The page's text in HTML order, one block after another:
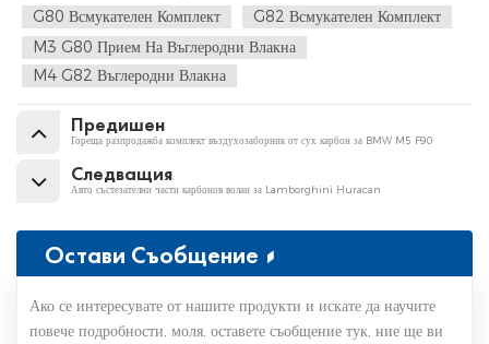
G80 Всмукателен Комплект
G82 Всмукателен Комплект
M3 G80 Прием На Въглеродни Влакна
M4 G82 Въглеродни Влакна
Предишен
Гореща разпродажба комплект въздухозаборник от сух карбон за BMW M5 F90
Следващия
Авто състезателни части карбонов волан за Lamborghini Huracan
Остави Съобщение
Ако се интересувате от нашите продукти и искате да научите
повече подробности, моля, оставете съобщение тук, ние ще ви